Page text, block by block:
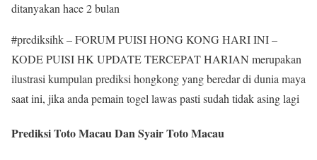
ditanyakan hace 2 bulan
#prediksihk – FORUM PUISI HONG KONG HARI INI –
KODE PUISI HK UPDATE TERCEPAT HARIAN merupakan
ilustrasi kumpulan prediksi hongkong yang beredar di dunia maya
saat ini, jika anda pemain togel lawas pasti sudah tidak asing lagi
Prediksi Toto Macau Dan Syair Toto Macau